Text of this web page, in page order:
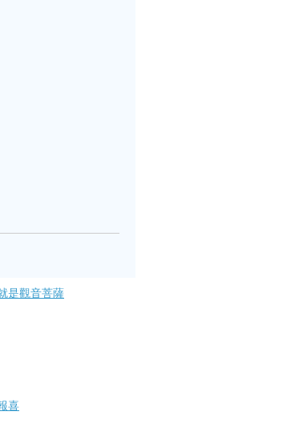
是觀音菩薩
喜